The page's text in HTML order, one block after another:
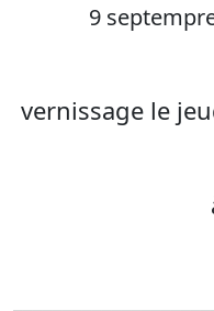
9
vernissage le